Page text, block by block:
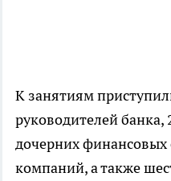
К занятиям
руководителей банка,
дочерних финансовых
компаний, а также